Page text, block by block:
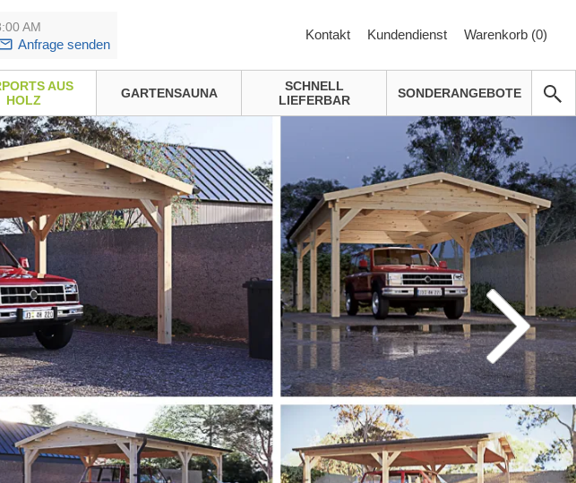
AM
Anfrage senden
Kontakt Kundendienst Warenkorb (0)
AUS
HOLZ
GARTENSAUNA
SCHNELL
LIEFERBAR
SONDERANGEBOTE